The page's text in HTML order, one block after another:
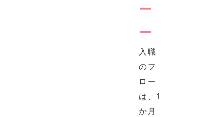
ー
ー
入職
のフ
ロー
は、1
か月